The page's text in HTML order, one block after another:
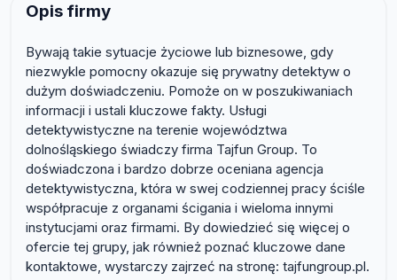
Opis firmy
Bywają takie sytuacje życiowe lub biznesowe, gdy
niezwykle pomocny okazuje się prywatny detektyw o
dużym doświadczeniu. Pomoże on w poszukiwaniach
informacji i ustali kluczowe fakty. Usługi
detektywistyczne na terenie województwa
dolnośląskiego świadczy firma Tajfun Group. To
doświadczona i bardzo dobrze oceniana agencja
detektywistyczna, która w swej codziennej pracy ściśle
współpracuje z organami ścigania i wieloma innymi
instytucjami oraz firmami. By dowiedzieć się więcej o
ofercie tej grupy, jak również poznać kluczowe dane
kontaktowe, wystarczy zajrzeć na stronę: tajfungroup.pl.